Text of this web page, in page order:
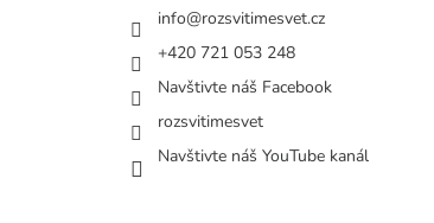
info@rozsvitimesvet.cz
+420 721 053 248
Navštivte náš Facebook
rozsvitimesvet
Navštivte náš YouTube kanál